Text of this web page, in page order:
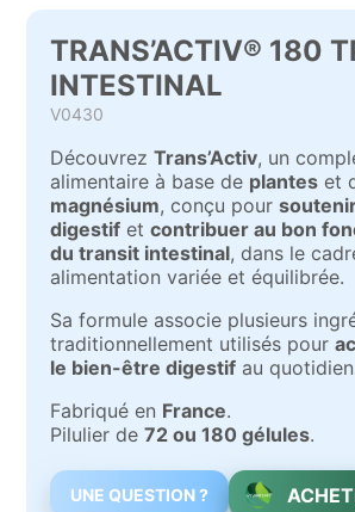
TRANS’ACTIV® 180
INTESTINAL
V0430
DécouvrezTrans’Activ, un
alimentaire à base de plantes et
magnésium, conçu pour
digestif etcontribuer au bon
du transit intestinal, dans le
alimentation variée et équilibrée.
Sa formule associe plusieurs
traditionnellement utilisés pour
le bien-être digestif au
Fabriqué en France.
Pilulier de72 ou 180 gélules.
UNE QUESTION ?